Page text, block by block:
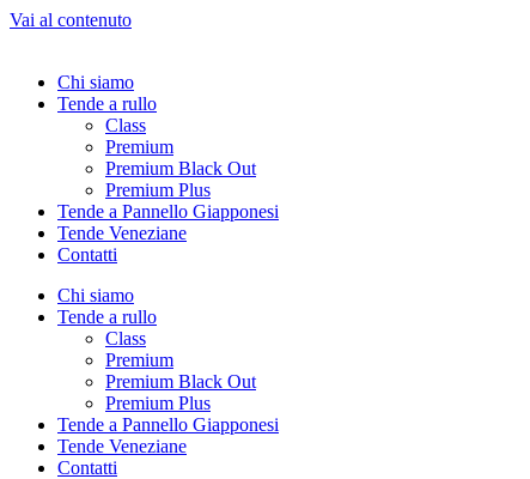
Vai al contenuto
Chi siamo
Tende a rullo
Class
Premium
Premium Black Out
Premium Plus
Tende a Pannello Giapponesi
Tende Veneziane
Contatti
Chi siamo
Tende a rullo
Class
Premium
Premium Black Out
Premium Plus
Tende a Pannello Giapponesi
Tende Veneziane
Contatti